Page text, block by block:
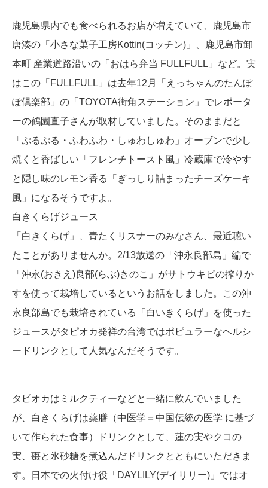
鹿児島県内でも食べられるお店が増えていて、鹿児島市
唐湊の「小さな菓子工房Kottin(コッチン)」、鹿児島市卸
本町 産業道路沿いの「おはら弁当 FULLFULL」など。実
はこの「FULLFULL」は去年12月「えっちゃんのたんぽ
ぽ倶楽部」の「TOYOTA街角ステーション」でレポータ
ーの鶴園直子さんが取材していました。そのままだと
「ぷるぷる・ふわふわ・しゅわしゅわ」オーブンで少し
焼くと香ばしい「フレンチトースト風」冷蔵庫で冷やす
と隠し味のレモン香る「ぎっしり詰まったチーズケーキ
風」になるそうですよ。
白きくらげジュース
「白きくらげ」、青たくリスナーのみなさん、最近聴い
たことがありませんか。2/13放送の「沖永良部島」編で
「沖永(おきえ)良部(らぶ)きのこ」がサトウキビの搾りか
すを使って栽培しているというお話をしました。この沖
永良部島でも栽培されている「白いきくらげ」を使った
ジュースがタピオカ発祥の台湾ではポピュラーなヘルシ
ードリンクとして人気なんだそうです。
タピオカはミルクティーなどと一緒に飲んでいました
が、白きくらげは薬膳（中医学＝中国伝統の医学 に基づ
いて作られた食事）ドリンクとして、蓮の実やクコの
実、棗と氷砂糖を煮込んだドリンクとともにいただきま
す。日本での火付け役「DAYLILY(デイリリー)」ではオ